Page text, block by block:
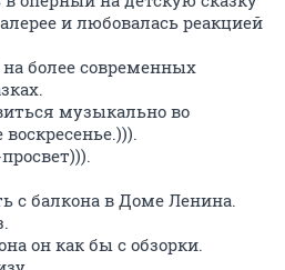
и любовалась реакцией
более современных
музыкально во
с балкона в Доме Ленина.
он как бы с обзорки.